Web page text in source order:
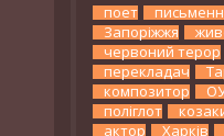
поет
Запоріжжя
червоний терор
перекладач
композитор
поліглот
актор
Харків